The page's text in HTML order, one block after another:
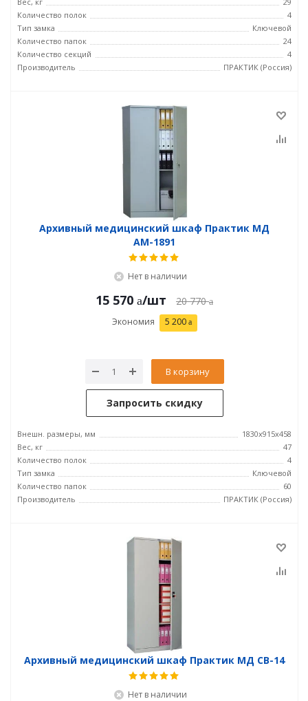
Количество полок
4
Тип замка
Ключевой
Количество папок
24
Количество секций
4
Производитель
ПРАКТИК (Россия)
Архивный медицинский шкаф Практик МД
АМ-1891
Нет в наличии
15 570 /шт 20 770
Экономия 5 200
В корзину
Запросить скидку
Внешн. размеры, мм
1830x915x458
Вес, кг
47
Количество полок
4
Тип замка
Ключевой
Количество папок
60
Производитель
ПРАКТИК (Россия)
Архивный медицинский шкаф Практик МД CB-14
Нет в наличии